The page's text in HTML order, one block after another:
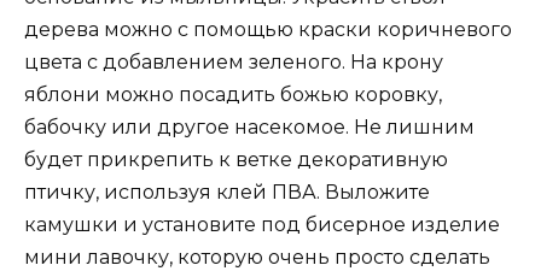
дерева можно с помощью краски коричневого
цвета с добавлением зеленого. На крону
яблони можно посадить божью коровку,
бабочку или другое насекомое. Не лишним
будет прикрепить к ветке декоративную
птичку, используя клей ПВА. Выложите
камушки и установите под бисерное изделие
мини лавочку, которую очень просто сделать